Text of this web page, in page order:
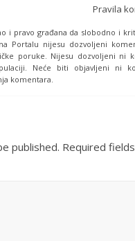
Pravila
i pravo građana da slobodno i
Portalu nijesu dozvoljeni
poruke. Nijesu dozvoljeni ni
Neće biti objavljeni ni
komentara.
published. Required